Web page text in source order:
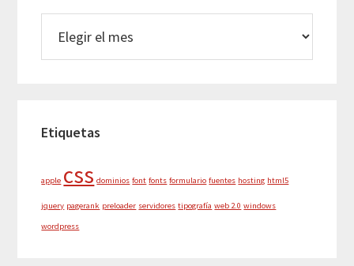
Etiquetas
apple css dominios font fonts formulario fuentes hosting html5
jquery pagerank preloader servidores tipografía web 2.0 windows
wordpress